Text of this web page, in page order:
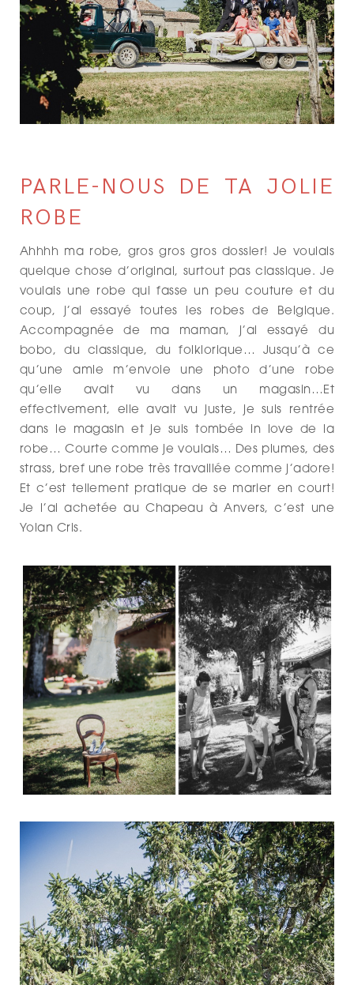
PARLE-NOUS DE TA JOLIE
ROBE
Ahhhh ma robe, gros gros gros dossier! Je voulais
quelque chose d’original, surtout pas classique. Je
voulais une robe qui fasse un peu couture et du
coup, j’ai essayé toutes les robes de Belgique.
Accompagnée de ma maman, j’ai essayé du
bobo, du classique, du folklorique… Jusqu’à ce
qu’une amie m’envoie une photo d’une robe
qu’elle avait vu dans un magasin…Et
effectivement, elle avait vu juste, je suis rentrée
dans le magasin et je suis tombée in love de la
robe… Courte comme je voulais… Des plumes, des
strass, bref une robe très travaillée comme j’adore!
Et c’est tellement pratique de se marier en court!
Je l’ai achetée au Chapeau à Anvers, c’est une
Yolan Cris.